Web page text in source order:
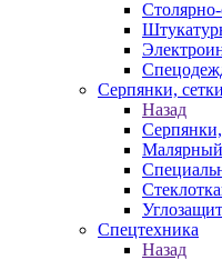
Серпянки,
Назад
Малярный
Спецтехника
Назад